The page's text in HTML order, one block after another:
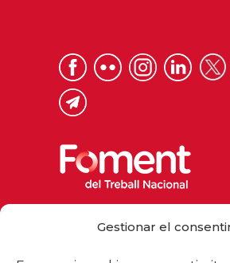
Gestionar el
foment@foment.com